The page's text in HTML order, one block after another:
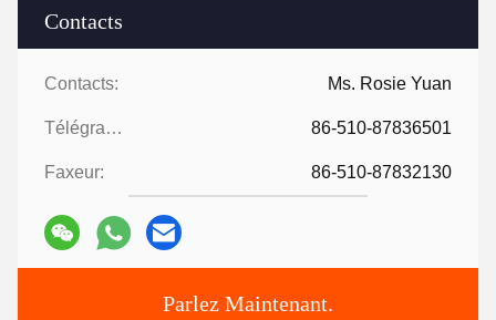
Contacts
Contacts: Ms. Rosie Yuan
Télégramme: 86-510-87836501
Faxeur: 86-510-87832130
Parlez Maintenant.